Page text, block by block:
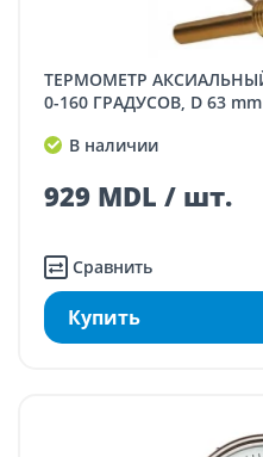
ТЕРМОМЕТР АКСИАЛЬНЫЙ, С ГИЛЬЗОЙ 1/2"x45 mm,
0-160 ГРАДУСОВ, D 63 mm
В наличии
929 MDL / шт.
Сравнить
Купить